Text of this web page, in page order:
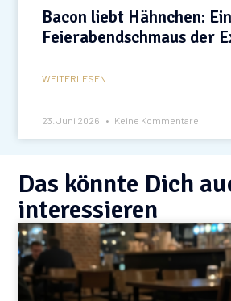
Bacon liebt Hähnchen: Ein
Feierabendschmaus der
WEITERLESEN...
23. Juni 2026 Keine Kommentare
Das könnte Dich
interessieren